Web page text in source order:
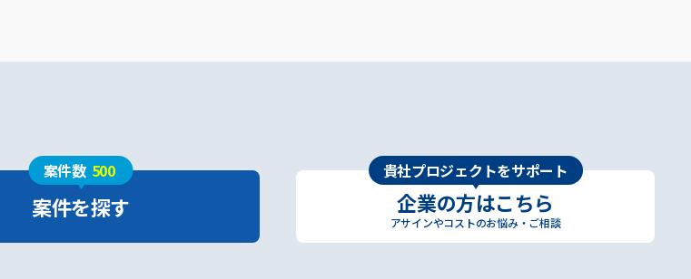
案件数 500
案件を探す
貴社プロジェクトをサポート
企業の方はこちら
アサインやコストのお悩み・ご相談